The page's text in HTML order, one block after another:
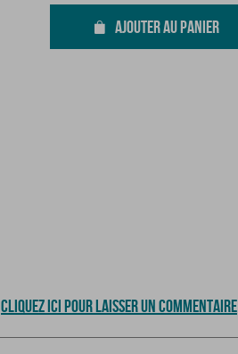
AJOUTER AU PANIER
CLIQUEZ ICI POUR LAISSER UN COMMENTAIRE